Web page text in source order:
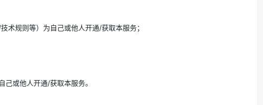
术规则等）为自己或他人开通/获取本服务；
或他人开通/获取本服务。